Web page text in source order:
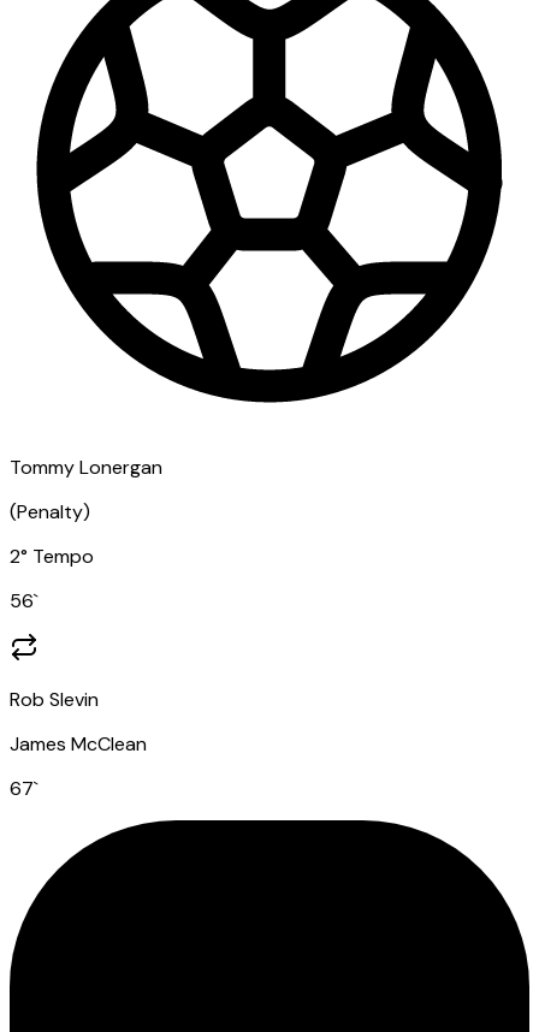
Tommy Lonergan
(Penalty)
2° Tempo
56`
Rob Slevin
James McClean
67`